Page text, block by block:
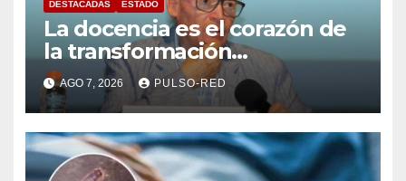
DESTACADAS ESTADO
La docencia es el corazón de
la transformación
universitaria: Rector de la
UATx
AGO 7, 2026 PULSO-RED